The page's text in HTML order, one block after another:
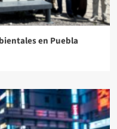
en Puebla